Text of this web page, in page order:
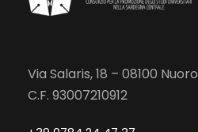
Via Salaris, 18 – 08100 Nuoro
C.F. 93007210912